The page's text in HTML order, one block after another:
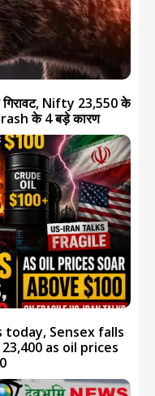
Nifty 23,550 के
के 4 बड़े कारण
today, Sensex falls
as oil prices